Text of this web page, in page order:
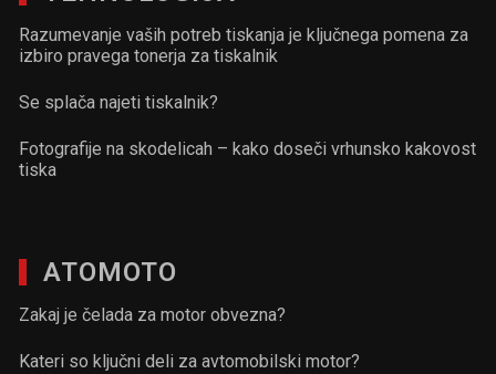
Razumevanje vaših potreb tiskanja je ključnega pomena za
izbiro pravega tonerja za tiskalnik
Se splača najeti tiskalnik?
Fotografije na skodelicah – kako doseči vrhunsko kakovost
tiska
ATOMOTO
Zakaj je čelada za motor obvezna?
Kateri so ključni deli za avtomobilski motor?